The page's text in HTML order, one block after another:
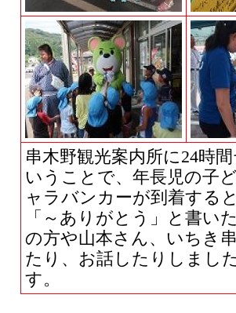
串木野観光案内所に24時
いうことで、年長児の子
ャラバンカーが到着する
「～ありがとう」と書い
の方や山本さん、いちき
たり、お話したりしまし
す。